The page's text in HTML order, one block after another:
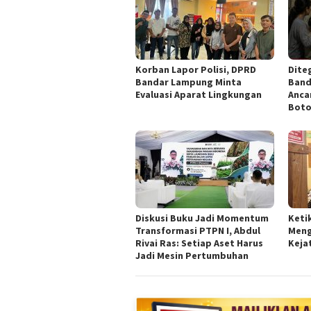
Korban Lapor Polisi, DPRD
Bandar Lampung Minta
Evaluasi Aparat Lingkungan
Diskusi Buku Jadi Momentum
Transformasi PTPN I, Abdul
Rivai Ras: Setiap Aset Harus
Jadi Mesin Pertumbuhan